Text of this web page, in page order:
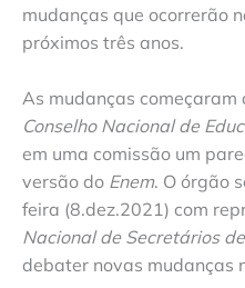
mudanças que ocorrerão
próximos três anos.
As mudanças
Conselho Nacional de
em uma comissão um
versão do Enem. O órgão
feira (8.dez.2021) com
Nacional de Secretários
debater novas mudanças